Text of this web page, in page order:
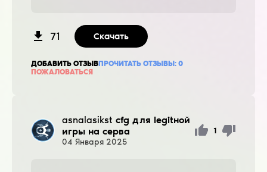
71 Скачать
ДОБАВИТЬ ОТЗЫВПРОЧИТАТЬ ОТЗЫВЫ: 0
ПОЖАЛОВАТЬСЯ
asnalasikst cfg для legitной
игры на серва
04 Января 2025
1